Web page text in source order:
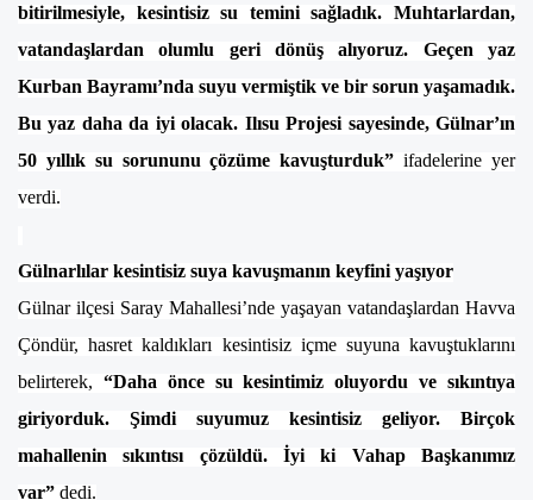
bitirilmesiyle, kesintisiz su temini sağladık. Muhtarlardan,
vatandaşlardan olumlu geri dönüş alıyoruz. Geçen yaz
Kurban Bayramı’nda suyu vermiştik ve bir sorun yaşamadık.
Bu yaz daha da iyi olacak. Ilısu Projesi sayesinde, Gülnar’ın
50 yıllık su sorununu çözüme kavuşturduk”ifadelerine yer
verdi.
Gülnarlılar kesintisiz suya kavuşmanın keyfini yaşıyor
Gülnar ilçesi Saray Mahallesi’nde yaşayan vatandaşlardan Havva
Çöndür, hasret kaldıkları kesintisiz içme suyuna kavuştuklarını
belirterek, “Daha önce su kesintimiz oluyordu ve sıkıntıya
giriyorduk. Şimdi suyumuz kesintisiz geliyor. Birçok
mahallenin sıkıntısı çözüldü. İyi ki Vahap Başkanımız
var” dedi.